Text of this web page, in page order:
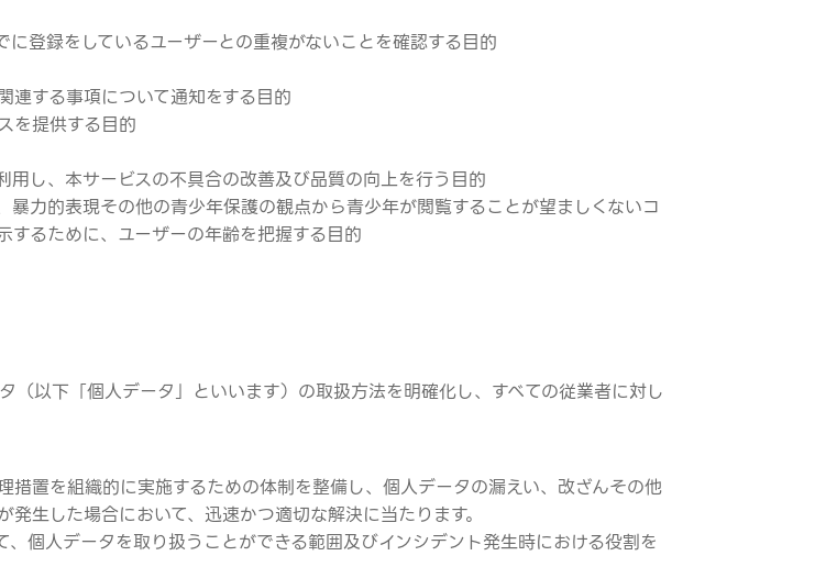
登録をしているユーザーとの重複がないことを確認する目的
連する事項について通知をする目的
を提供する目的
し、本サービスの不具合の改善及び品質の向上を行う目的
暴力的表現その他の青少年保護の観点から青少年が閲覧することが望ましくないコ
するために、ユーザーの年齢を把握する目的
（以下「個人データ」といいます）の取扱方法を明確化し、すべての従業者に対し
置を組織的に実施するための体制を整備し、個人データの漏えい、改ざんその他
生した場合において、迅速かつ適切な解決に当たります。
個人データを取り扱うことができる範囲及びインシデント発生時における役割を